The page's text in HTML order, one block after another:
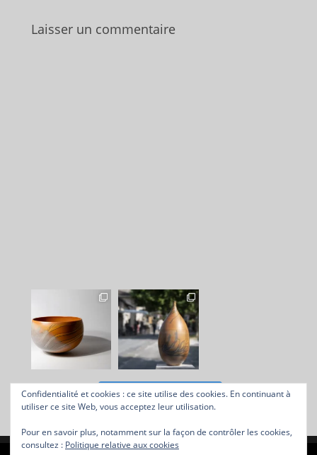
Laisser un commentaire
Suivre sur Instagram
Confidentialité et cookies : ce site utilise des cookies. En continuant à
utiliser ce site Web, vous acceptez leur utilisation.
Pour en savoir plus, notamment sur la façon de contrôler les cookies,
consultez : Politique relative aux cookies